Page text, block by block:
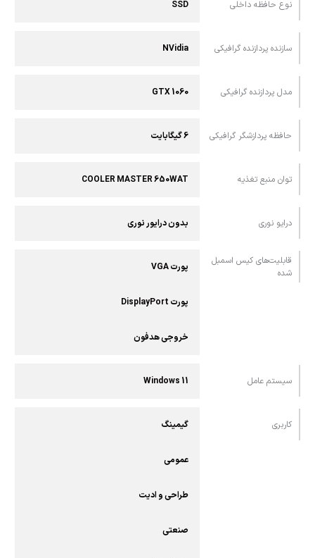
نوع حافظه داخلی SSD
سازنده پردازنده گرافیکی NVidia
مدل پردازنده گرافیکی GTX 1060
حافظه پردازشگر گرافیکی 6 گیگابایت
توان منبع تغذیه COOLER MASTER 650WAT
درایو نوری بدون درایور نوری
قابلیت‌های کیس اسمبل
شده
پورت VGA
پورت DisplayPort
خروجی هدفون
سیستم عامل Windows 11
کاربری گیمینگ
عمومی
طراحی و ادیت
صنعتی